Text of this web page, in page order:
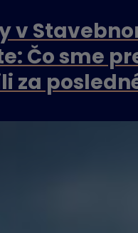
v
Čo sme
za